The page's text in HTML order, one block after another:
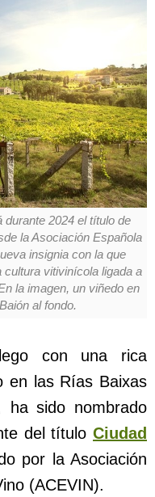
2024 el título de
la Asociación Española
insignia con la que
vitivinícola ligada a
la imagen, un viñedo en
al fondo.
con una rica
en las Rías Baixas
ha sido nombrado
del título Ciudad
por la Asociación
(ACEVIN).